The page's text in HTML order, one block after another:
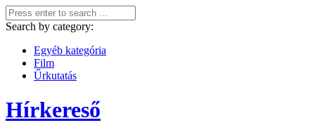
Search by category:
Egyéb kategória
Film
Űrkutatás
Hírkereső